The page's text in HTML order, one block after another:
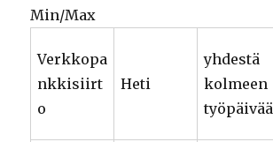
Min/Max
Verkkopa
nkkisiirt
o
Heti
yhdestä
kolmeen
työpäivää